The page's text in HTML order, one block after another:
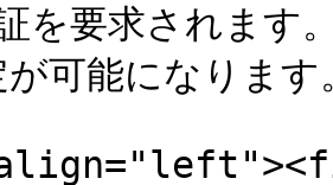
を要求されます
可能になります